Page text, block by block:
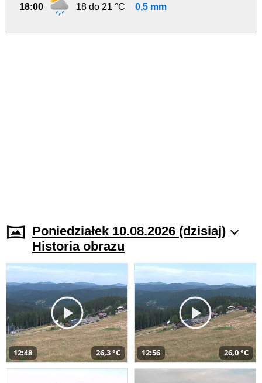
18:00 18 do 21 °C 0,5 mm
Poniedziałek 10.08.2026 (dzisiaj)
Historia obrazu
12:48 26,3 °C 12:56 26,0 °C